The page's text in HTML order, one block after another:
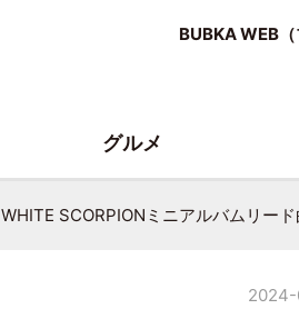
BUBKA WEB
WHITE SCORPIONミニアルバムリー
2024-
グルメ